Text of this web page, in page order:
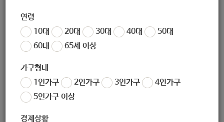
연령
10대
20대 30대 40대
50대
60대
65세 이상
가구형태
1인가구
2인가구 3인가구
4인가구
5인가구 이상
경제상황
https://www.nowonedu.kr/index.jsp